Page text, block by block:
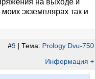
на выходе и
экземплярах так и
#9 | Тема: Prology Dvu-750
Информация +